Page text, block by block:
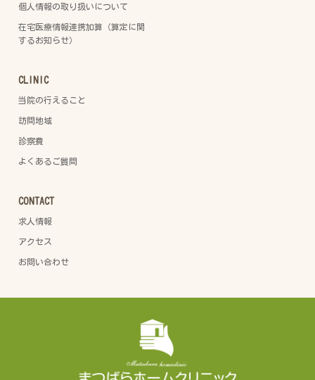
個人情報の取り扱いについて
在宅医療情報連携加算（算定に関
するお知らせ）
CLINIC
当院の行えること
訪問地域
診察費
よくあるご質問
CONTACT
求人情報
アクセス
お問い合わせ